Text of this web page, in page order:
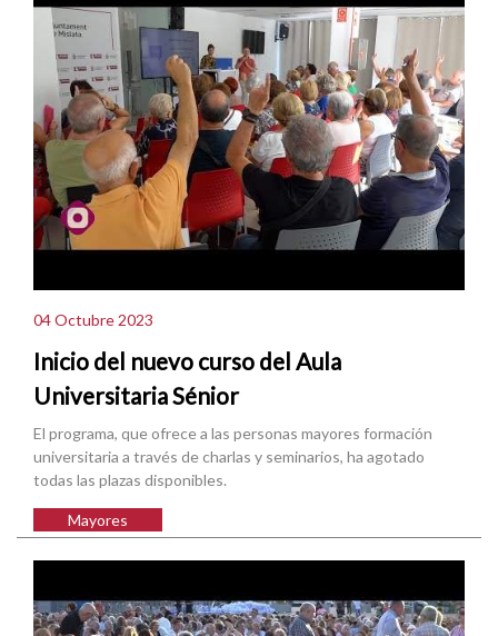
04 Octubre 2023
Inicio del nuevo curso del Aula
Universitaria Sénior
El programa, que ofrece a las personas mayores formación
universitaria a través de charlas y seminarios, ha agotado
todas las plazas disponibles.
Mayores